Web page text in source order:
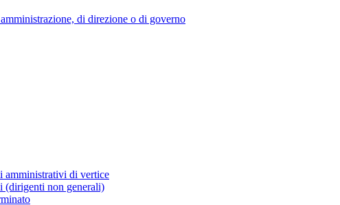
di direzione o di governo
amministrativi di vertice
non generali)